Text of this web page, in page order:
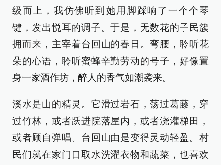
级而上，我仿佛听到她用脚踩响了一个个琴
键，发出悦耳的调子。于是，无数花的子民簇
拥而来，主宰着台回山的春日。弯腰，聆听花
朵的心语，聆听蜜蜂辛勤劳动的号子，好像置
身一家酒作坊，醉人的香气如潮袭来。
溪水是山的精灵。它滑过岩石，荡过葛藤，穿
过竹林，或者跃进院落屋内，或者浇灌梯田，
或者顾自弹唱。台回山由是变得灵动轻盈。村
民们就在家门口取水洗濯衣物和蔬菜，也喜欢